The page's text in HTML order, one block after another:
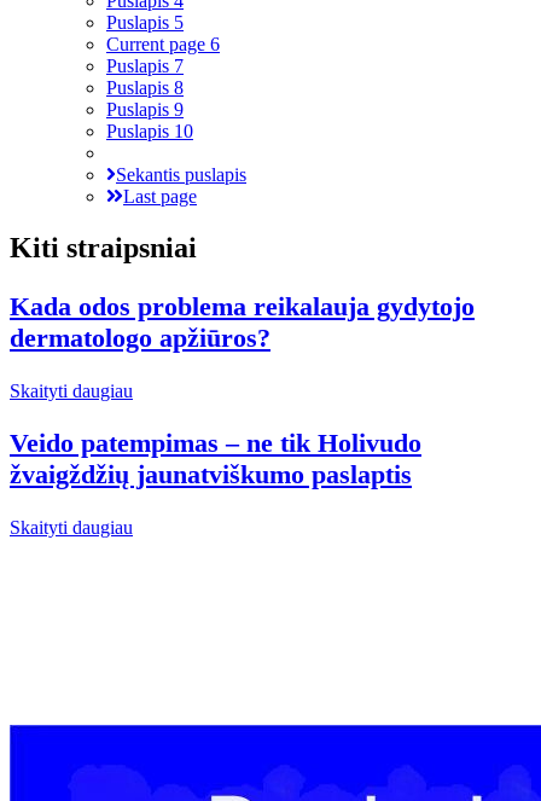
Puslapis 5
Current page 6
Puslapis 7
Puslapis 8
Puslapis 9
Puslapis 10
Sekantis puslapis
Last page
Kiti straipsniai
Kada odos problema reikalauja gydytojo
dermatologo apžiūros?
Skaityti daugiau
Veido patempimas – ne tik Holivudo
žvaigždžių jaunatviškumo paslaptis
Skaityti daugiau